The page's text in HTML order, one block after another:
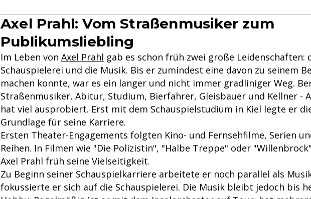
Axel Prahl: Vom Straßenmusiker zum
Publikumsliebling
Im Leben von Axel Prahl gab es schon früh zwei große Leidenschaften:
Schauspielerei und die Musik. Bis er zumindest eine davon zu seinem
machen konnte, war es ein langer und nicht immer gradliniger Weg.
Straßenmusiker, Abitur, Studium, Bierfahrer, Gleisbauer und Kellner -
hat viel ausprobiert. Erst mit dem Schauspielstudium in Kiel legte er
Grundlage für seine Karriere.
Ersten Theater-Engagements folgten Kino- und Fernsehfilme, Serien
Reihen. In Filmen wie "Die Polizistin", "Halbe Treppe" oder
Axel Prahl früh seine Vielseitigkeit.
Zu Beginn seiner Schauspielkarriere arbeitete er noch parallel als
fokussierte er sich auf die Schauspielerei. Die Musik bleibt jedoch bis